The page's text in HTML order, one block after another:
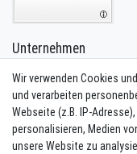
Unternehmen
Datenschutzerklärung
AGB
Impressum
Batterieentsorgung
Wir verwenden Cookies
und verarbeiten
Webseite (z.B. IP-
personalisieren, Medien
unsere Website zu